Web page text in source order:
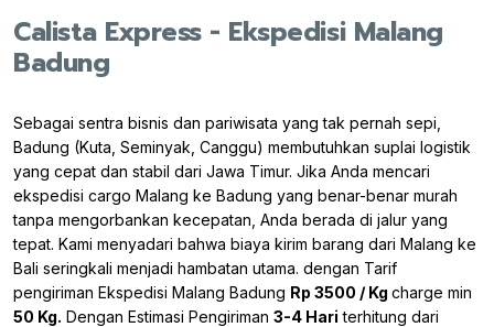
Calista Express - Ekspedisi Malang
Badung
Sebagai sentra bisnis dan pariwisata yang tak pernah sepi,
Badung (Kuta, Seminyak, Canggu) membutuhkan suplai logistik
yang cepat dan stabil dari Jawa Timur. Jika Anda mencari
ekspedisi cargo Malang ke Badung yang benar-benar murah
tanpa mengorbankan kecepatan, Anda berada di jalur yang
tepat. Kami menyadari bahwa biaya kirim barang dari Malang ke
Bali seringkali menjadi hambatan utama. dengan Tarif
pengiriman Ekspedisi Malang Badung Rp 3500 / Kg charge min
50 Kg. Dengan Estimasi Pengiriman 3-4 Hari terhitung dari